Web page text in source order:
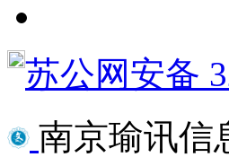
苏公网安备
南京瑜讯信